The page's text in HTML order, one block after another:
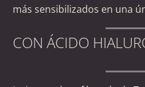
más sensibilizados en una
CON ÁCIDO